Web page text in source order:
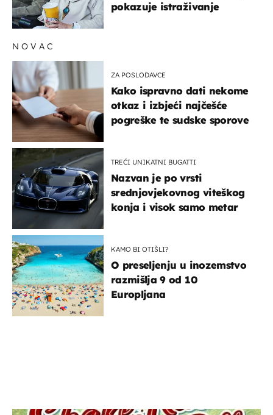
pokazuje istraživanje
NOVAC
ZA POSLODAVCE
Kako ispravno dati nekome
otkaz i izbjeći najčešće
pogreške te sudske sporove
TREĆI UNIKATNI BUGATTI
Nazvan je po vrsti
srednjovjekovnog viteškog
konja i visok samo metar
KAMO BI OTIŠLI?
O preseljenju u inozemstvo
razmišlja 9 od 10
Europljana